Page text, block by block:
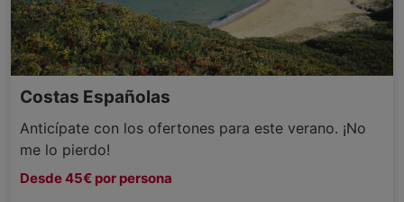
Costas Españolas
Anticípate con los ofertones para este verano. ¡No
me lo pierdo!
Desde 45€ por persona